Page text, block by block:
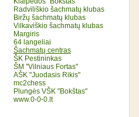
Radviliškio šachmatų klubas
Biržų šachmatų klubas
Vilkaviškio šachmatų klubas
Margiris
64 langeliai
Šachmatų centras
ŠK Pestininkas
ŠM "Vilniaus Fortas"
AŠK "Juodasis Rikis"
mc2chess
Plungės VŠK "Bokštas"
www.0-0-0.lt